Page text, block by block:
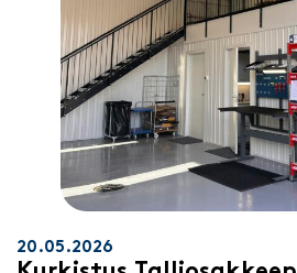
20.05.2026